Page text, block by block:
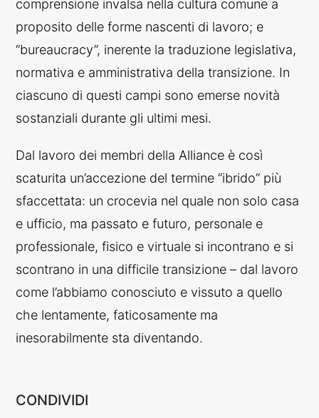
comprensione invalsa nella cultura comune a
proposito delle forme nascenti di lavoro; e
“bureaucracy”, inerente la traduzione legislativa,
normativa e amministrativa della transizione. In
ciascuno di questi campi sono emerse novità
sostanziali durante gli ultimi mesi.
Dal lavoro dei membri della Alliance è così
scaturita un’accezione del termine “ibrido” più
sfaccettata: un crocevia nel quale non solo casa
e ufficio, ma passato e futuro, personale e
professionale, fisico e virtuale si incontrano e si
scontrano in una difficile transizione – dal lavoro
come l’abbiamo conosciuto e vissuto a quello
che lentamente, faticosamente ma
inesorabilmente sta diventando.
CONDIVIDI